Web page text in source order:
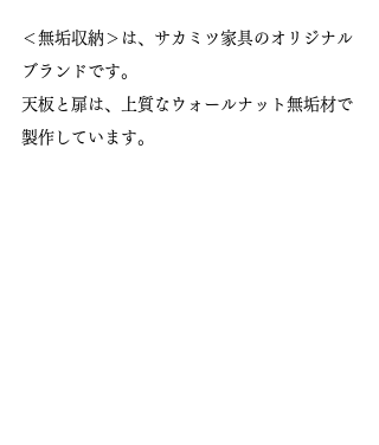
＜無垢収納＞は、サカミツ家具のオリジナル
ブランドです。
天板と扉は、上質なウォールナット無垢材で
製作しています。